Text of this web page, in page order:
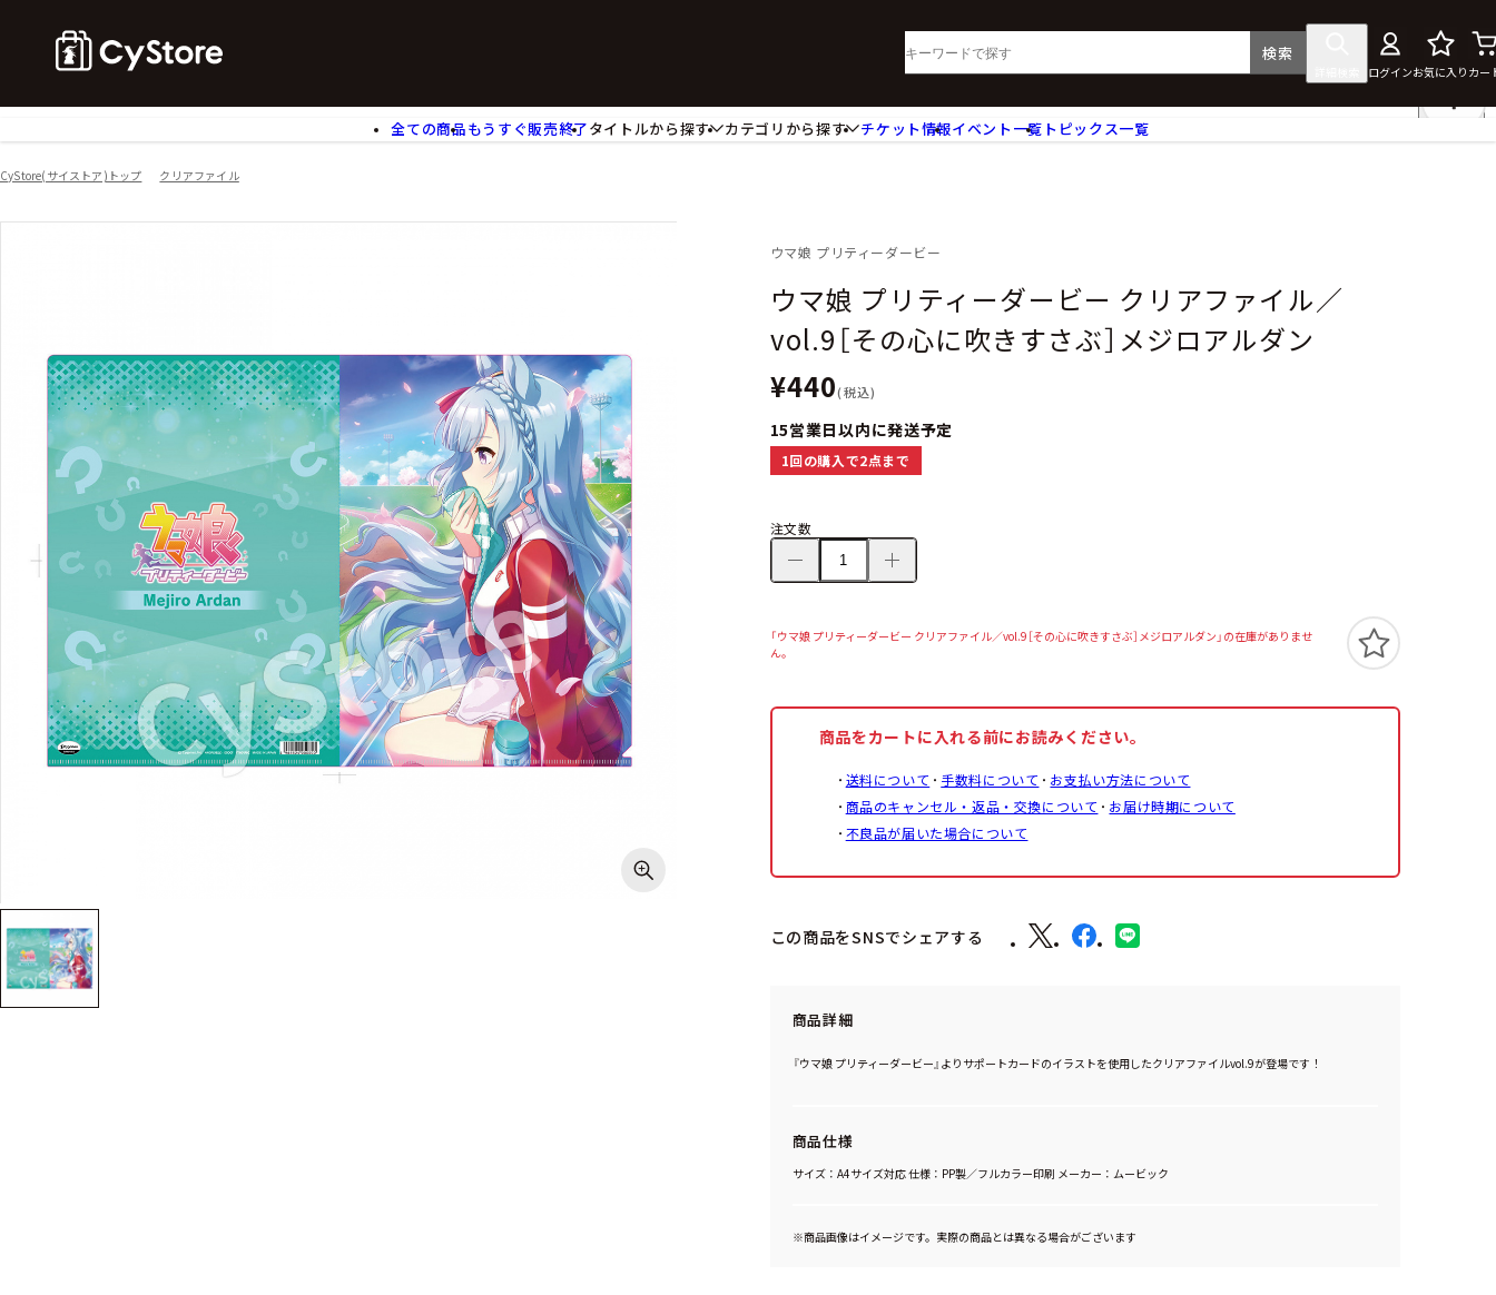
検索
ログインお気に入り カー
全ての商品もうすぐ販売終了タイトルから探す
カテゴリから探す
アクリルスタンド
カードスリーブ・カード収納ケース
アパレル小物
アクセサリー
コミック・小説
その他グッズ
チケット
チケット情報イベント一覧 トピックス一覧
CyStore(サイストア)トップ クリアファイル
ウマ娘 プリティーダービー
ウマ娘 プリティーダービー クリアファイル／
vol.9［その心に吹きすさぶ］メジロアルダン
¥440(税込)
15営業日以内に発送予定
1回の購入で2点まで
注文数
「ウマ娘 プリティーダービー クリアファイル／vol.9［その心に吹きすさぶ］メジロアルダン」の在庫がありませ
ん。
商品をカートに入れる前にお読みください。
送料について 手数料について
お支払い方法について
商品のキャンセル・返品・交換について
お届け時期について
不良品が届いた場合について
この商品をSNSでシェアする
商品詳細
『ウマ娘 プリティーダービー』よりサポートカードのイラストを使用したクリアファイルvol.9が登場です！
商品仕様
サイズ：A4サイズ対応 仕様：PP製／フルカラー印刷 メーカー：ムービック
※商品画像はイメージです。実際の商品とは異なる場合がございます